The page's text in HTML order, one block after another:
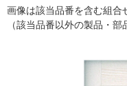
画像は該当品番を含む組合
（該当品番以外の製品・部